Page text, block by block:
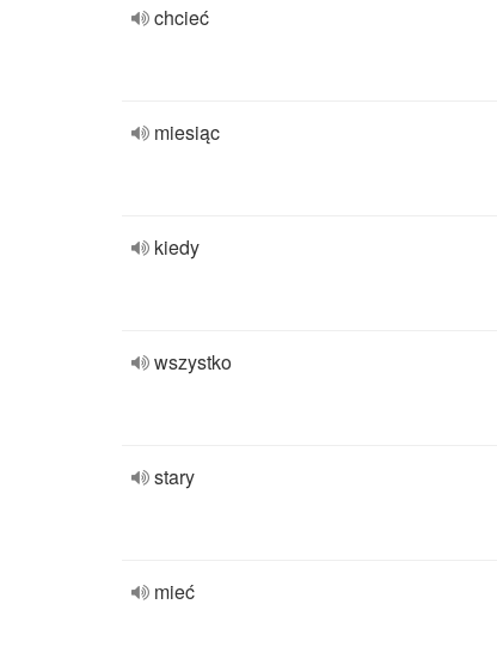
chcieć
miesiąc
kiedy
wszystko
stary
mieć